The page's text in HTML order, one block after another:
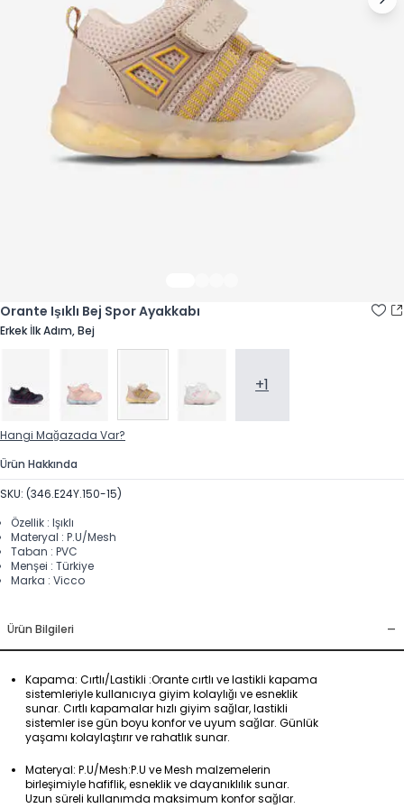
Orante Işıklı Bej Spor Ayakkabı
Erkek İlk Adım, Bej
+1
Hangi Mağazada Var?
Ürün Hakkında
SKU: (346.E24Y.150-15)
Özellik : Işıklı
Materyal : P.U/Mesh
Taban : PVC
Menşei : Türkiye
Marka : Vicco
Ürün Bilgileri -
Kapama: Cırtlı/Lastikli :Orante cırtlı ve lastikli kapama
sistemleriyle kullanıcıya giyim kolaylığı ve esneklik
sunar. Cırtlı kapamalar hızlı giyim sağlar, lastikli
sistemler ise gün boyu konfor ve uyum sağlar. Günlük
yaşamı kolaylaştırır ve rahatlık sunar.
Materyal: P.U/Mesh:P.U ve Mesh malzemelerin
birleşimiyle hafiflik, esneklik ve dayanıklılık sunar.
Uzun süreli kullanımda maksimum konfor sağlar.